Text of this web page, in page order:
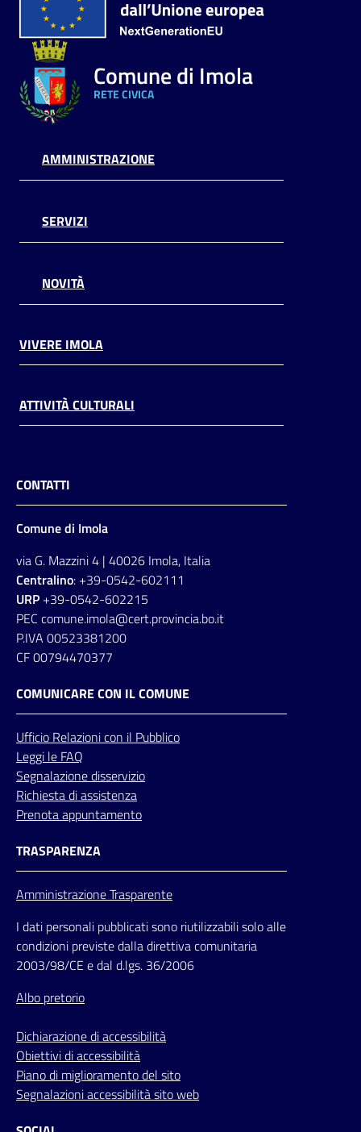
Comune di Imola
RETE CIVICA
AMMINISTRAZIONE
SERVIZI
NOVITÀ
VIVERE IMOLA
ATTIVITÀ CULTURALI
CONTATTI
Comune di Imola
via G. Mazzini 4 | 40026 Imola, Italia
Centralino: +39-0542-602111
URP +39-0542-602215
PEC comune.imola@cert.provincia.bo.it
P.IVA 00523381200
CF 00794470377
COMUNICARE CON IL COMUNE
Ufficio Relazionicon il Pubblico
Leggi le FAQ
Segnalazione disservizio
Richiesta di assistenza
Prenota appuntamento
TRASPARENZA
Amministrazione Trasparente
I dati personali pubblicati sono riutilizzabili solo alle
condizioni previste dalla direttiva comunitaria
2003/98/CE e dal d.lgs. 36/2006
Albo pretorio
Dichiarazione di accessibilità
Obiettivi di accessibilità
Piano di miglioramento del sito
Segnalazioni accessibilità sito web